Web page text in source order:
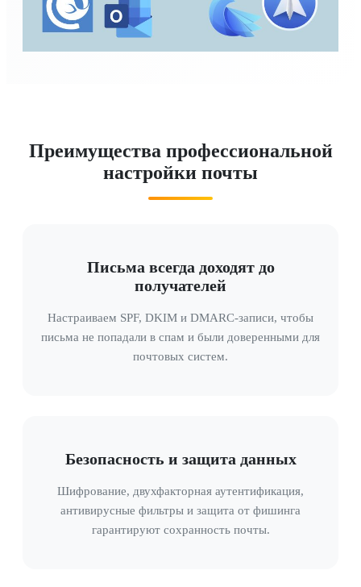
Преимущества профессиональной
настройки почты
Письма всегда доходят до
получателей
Настраиваем SPF, DKIM и DMARC-записи, чтобы
письма не попадали в спам и были доверенными для
почтовых систем.
Безопасность и защита данных
Шифрование, двухфакторная аутентификация,
антивирусные фильтры и защита от фишинга
гарантируют сохранность почты.